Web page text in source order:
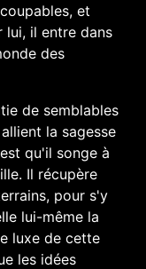
et
lui, il entre dans
des
de semblables
la sagesse
qu'il songe à
Il récupère
pour s'y
lui-même la
luxe de cette
les idées